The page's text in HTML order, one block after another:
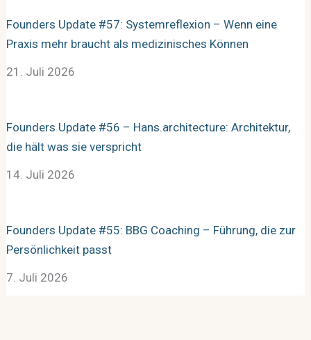
Founders Update #57: Systemreflexion – Wenn eine
Praxis mehr braucht als medizinisches Können
21. Juli 2026
Founders Update #56 – Hans.architecture: Architektur,
die hält was sie verspricht
14. Juli 2026
Founders Update #55: BBG Coaching – Führung, die zur
Persönlichkeit passt
7. Juli 2026